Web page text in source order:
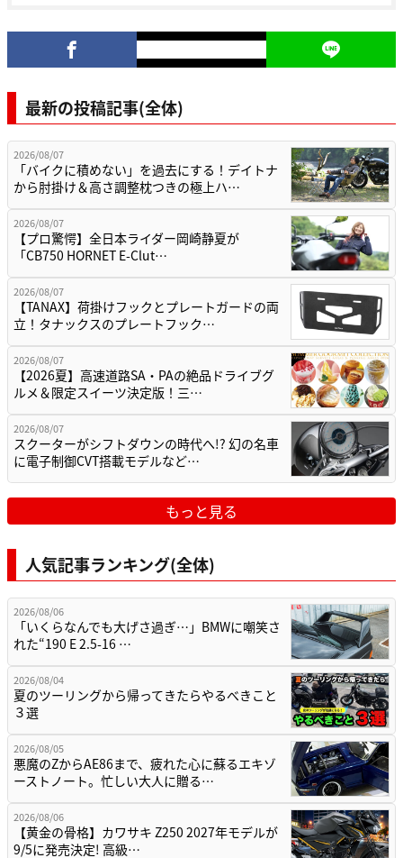
最新の投稿記事(全体)
2026/08/07
「バイクに積めない」を過去にする！デイトナ
から肘掛け＆高さ調整枕つきの極上ハ…
2026/08/07
【プロ驚愕】全日本ライダー岡崎静夏が
「CB750 HORNET E-Clut…
2026/08/07
【TANAX】荷掛けフックとプレートガードの両
立！タナックスのプレートフック…
2026/08/07
【2026夏】高速道路SA・PAの絶品ドライブグ
ルメ＆限定スイーツ決定版！三…
2026/08/07
スクーターがシフトダウンの時代へ!? 幻の名車
に電子制御CVT搭載モデルなど…
もっと見る
人気記事ランキング(全体)
2026/08/06
「いくらなんでも大げさ過ぎ…」BMWに嘲笑さ
れた“190 E 2.5-16 …
2026/08/04
夏のツーリングから帰ってきたらやるべきこと
３選
2026/08/05
悪魔のZからAE86まで、疲れた心に蘇るエキゾ
ーストノート。忙しい大人に贈る…
2026/08/06
【黄金の骨格】カワサキ Z250 2027年モデルが
9/5に発売決定! 高級…